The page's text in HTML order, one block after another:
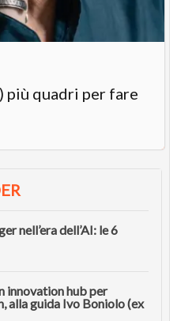
più quadri per fare
nell’era dell’AI: le 6
innovation hub per
alla guida Ivo Boniolo (ex